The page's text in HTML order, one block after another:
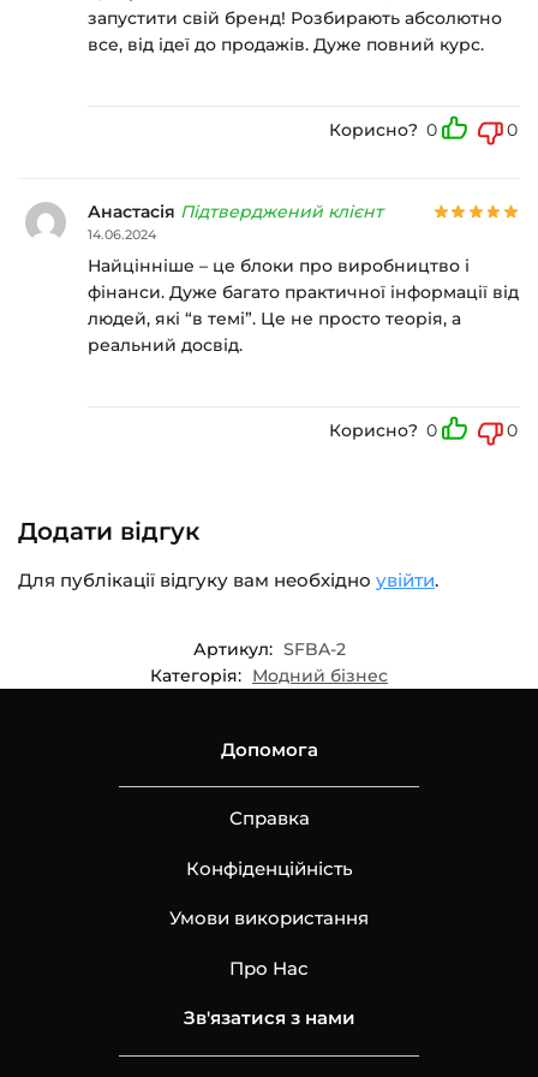
запустити свій бренд! Розбирають абсолютно
все, від ідеї до продажів. Дуже повний курс.
Корисно? 0 0
Анастасія Підтверджений клієнт
14.06.2024
Найцінніше – це блоки про виробництво і
фінанси. Дуже багато практичної інформації від
людей, які “в темі”. Це не просто теорія, а
реальний досвід.
Корисно? 0 0
Додати відгук
Для публікації відгуку вам необхідно увійти.
Артикул: SFBA-2
Категорія: Модний бізнес
Допомога
Справка
Конфіденційність
Умови використання
Про Нас
Зв'язатися з нами